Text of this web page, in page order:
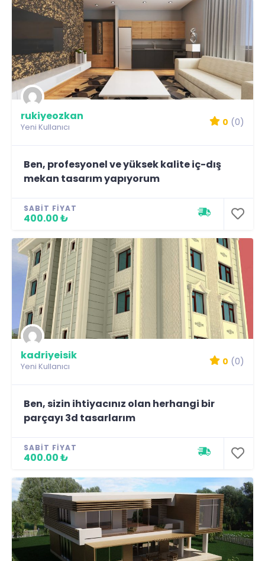
rukiyeozkan
Yeni Kullanıcı 0 (0)
Ben, profesyonel ve yüksek kalite iç-dış
mekan tasarım yapıyorum
SABIT FIYAT
400.00 ₺
kadriyeisik
Yeni Kullanıcı 0 (0)
Ben, sizin ihtiyacınız olan herhangi bir
parçayı 3d tasarlarım
SABIT FIYAT
400.00 ₺